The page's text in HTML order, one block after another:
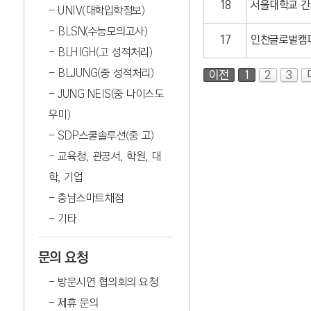
UNIV(대학입학정보)
BLSN(수능모의고사)
BLHIGH(고 성적처리)
BLJUNG(중 성적처리)
JUNG NEIS(중 나이스도
우미)
SDP스쿨솔루션(중·고)
교육청, 관공서, 학원, 대
학, 기업
충남스마트채점
기타
문의 요청
방문시연 협의회의 요청
제휴 문의
18 서울대학교
17 인천글로벌캠
이전 1 2 3